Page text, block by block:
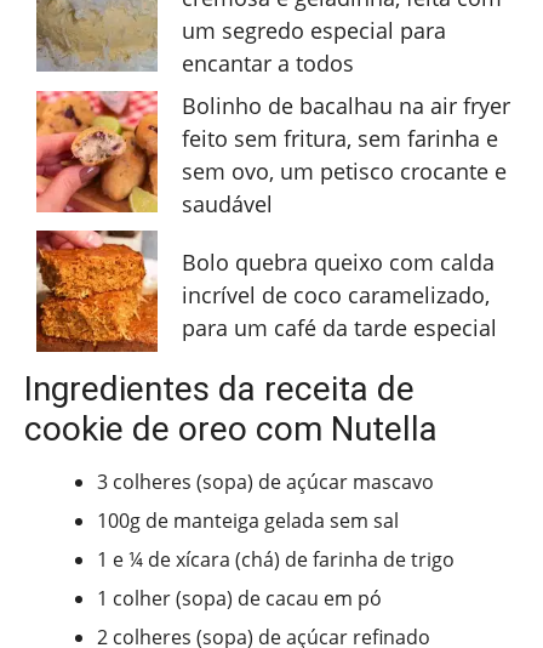
um segredo especial para
encantar a todos
Bolinho de bacalhau na air fryer
feito sem fritura, sem farinha e
sem ovo, um petisco crocante e
saudável
Bolo quebra queixo com calda
incrível de coco caramelizado,
para um café da tarde especial
Ingredientes da receita de
cookie de oreo com Nutella
3 colheres (sopa) de açúcar mascavo
100g de manteiga gelada sem sal
1 e ¼ de xícara (chá) de farinha de trigo
1 colher (sopa) de cacau em pó
2 colheres (sopa) de açúcar refinado